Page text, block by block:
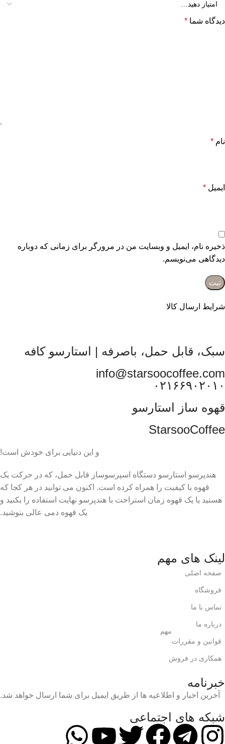
دیدگاه شما *
نام *
ایمیل *
ذخیره نام، ایمیل و وبسایت من در مرورگر برای زمانی که دوباره
دیدگاهی می‌نویسم.
شرایط ارسال کالا
سبک، قابل حمل، باصرفه | استارسو کافه
info@starsoocoffee.com
۰۲۱۶۶۹۰۲۰۱۰
قهوه ساز استارسو
StarsooCoffee
و این دنیایی برای خودش است!
هندپرسو استارسو دستگاه اسپرسوساز قابل حمل، که در حرکت یک
قهوه با کیفیت را همراه کرده است. اکنون می توانید در هر کجا که
هستید یا یک قهوه زمان استراحت با هندپرسو نهایت استفاده را بکنید و
یک قهوه دمی عالی بنوشید.
لینک های مهم
صفحه اصلی
فروشگاه
تماس با ما
درباره ما
قوانین و مقررات
مهم
همکاری در فروش
خبرنامه
آخرین اخبار و اطلاعیه ها از طریق ایمیل برای شما ارسال خواهد شد.
شبکه های اجتماعی